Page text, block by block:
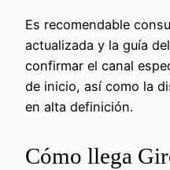
Es recomendable
actualizada y la guía
confirmar el canal
de inicio, así como la
en alta definición.
Cómo llega